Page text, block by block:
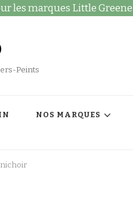
les marques Little
Peints
NOS MARQUES
nichoir